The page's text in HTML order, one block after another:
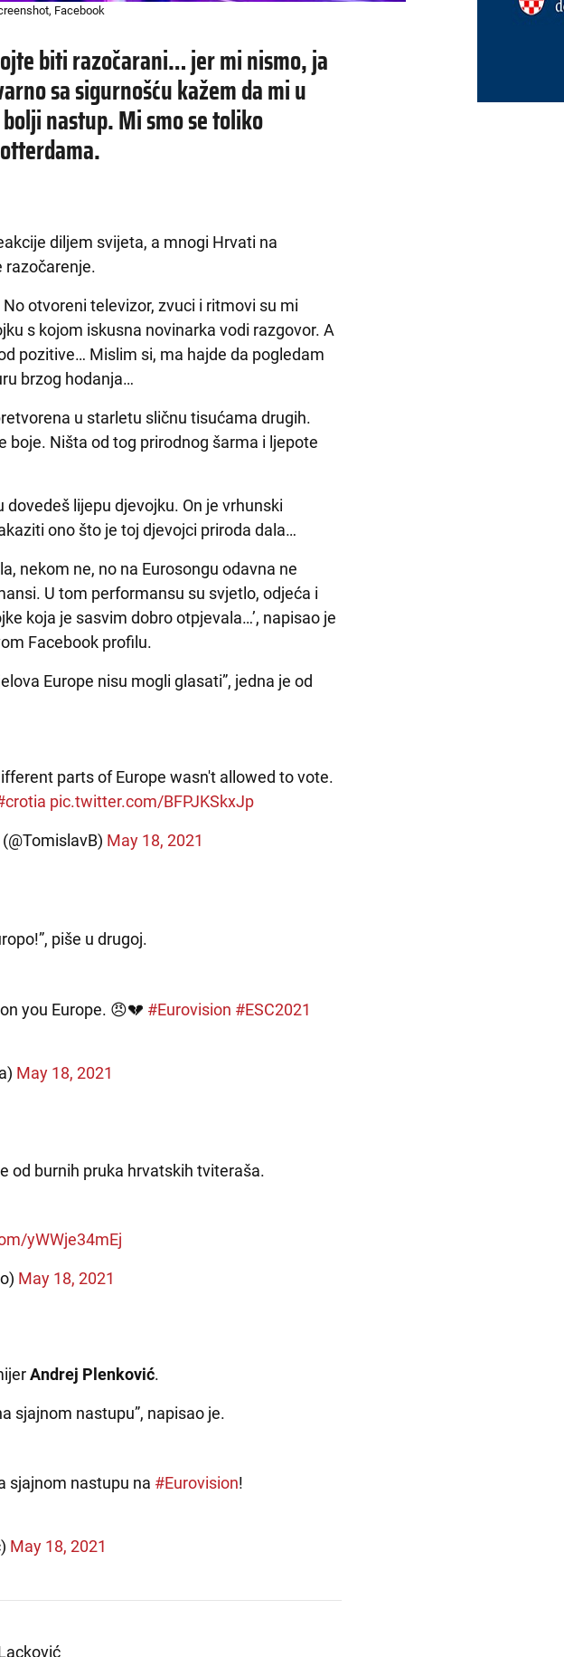
Facebook
biti razočarani… jer mi nismo, ja
sa sigurnošću kažem da mi u
nastup. Mi smo se toliko
diljem svijeta, a mnogi Hrvati na
razočarenje.
otvoreni televizor, zvuci i ritmovi su mi
s kojom iskusna novinarka vodi razgovor. A
pozitive… Mislim si, ma hajde da pogledam
brzog hodanja…
u starletu sličnu tisućama drugih.
boje. Ništa od tog prirodnog šarma i ljepote
lijepu djevojku. On je vrhunski
ono što je toj djevojci priroda dala…
nekom ne, no na Eurosongu odavna ne
U tom performansu su svjetlo, odjeća i
koja je sasvim dobro otpjevala…’, napisao je
Facebook profilu.
Europe nisu mogli glasati”, jedna je od
parts of Europe wasn't allowed to vote.
pic.twitter.com/BFPJKSkxJp
May 18, 2021
piše u drugoj.
you Europe. 😠💔 #Eurovision #ESC2021
May 18, 2021
od burnih pruka hrvatskih tviteraša.
yWWje34mEj
May 18, 2021
Andrej Plenković.
sjajnom nastupu”, napisao je.
sjajnom nastupu na #Eurovision!
May 18, 2021